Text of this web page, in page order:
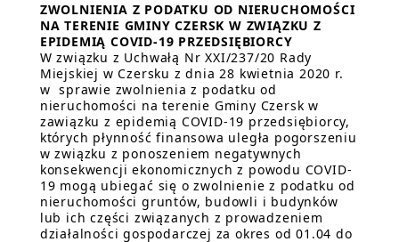
ZWOLNIENIA Z PODATKU OD NIERUCHOMOŚCI
NA TERENIE GMINY CZERSK W ZWIĄZKU Z
EPIDEMIĄ COVID-19 PRZEDSIĘBIORCY
W związku z Uchwałą Nr XXI/237/20 Rady
Miejskiej w Czersku z dnia 28 kwietnia 2020 r.
w sprawie zwolnienia z podatku od
nieruchomości na terenie Gminy Czersk w
zawiązku z epidemią COVID-19 przedsiębiorcy,
których płynność finansowa uległa pogorszeniu
w związku z ponoszeniem negatywnych
konsekwencji ekonomicznych z powodu COVID-
19 mogą ubiegać się o zwolnienie z podatku od
nieruchomości gruntów, budowli i budynków
lub ich części związanych z prowadzeniem
działalności gospodarczej za okres od 01.04 do